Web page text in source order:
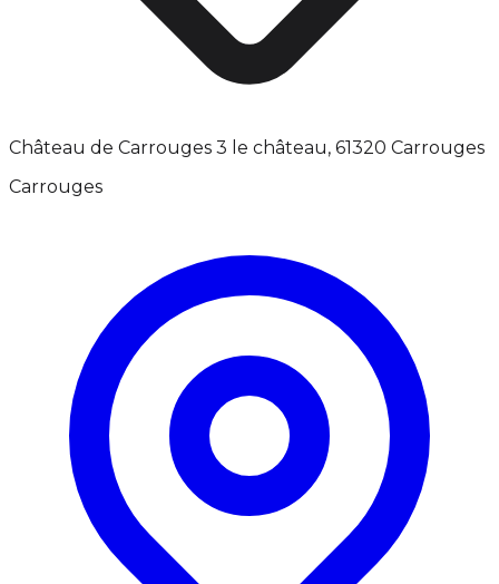
Château de Carrouges 3 le château, 61320 Carrouges
Carrouges